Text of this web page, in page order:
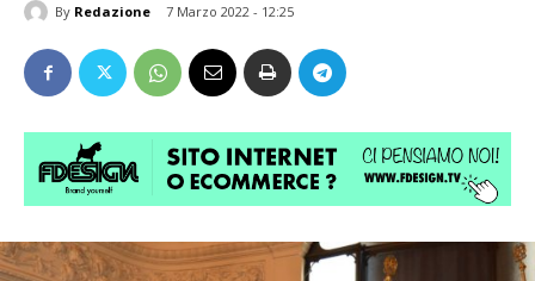
By Redazione 7 Marzo 2022 - 12:25